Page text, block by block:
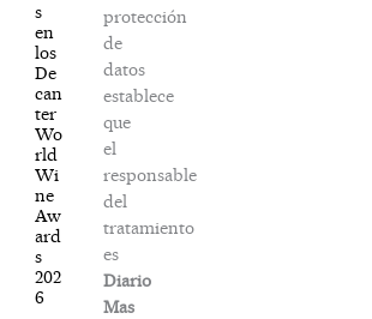
s
en
los
De
can
ter
Wo
rld
Wi
ne
Aw
ard
s
202
6
protección
de
datos
establece
que
el
responsable
del
tratamiento
es
Diario
Mas